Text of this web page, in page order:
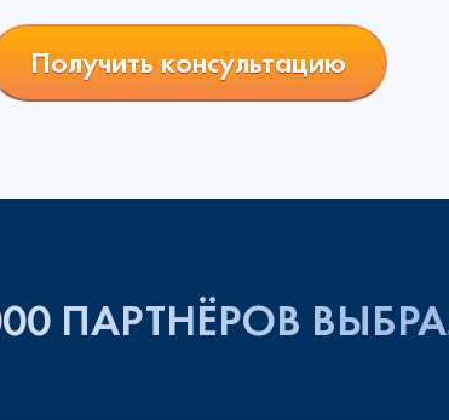
Получить консультацию
ПАРТНЁРОВ